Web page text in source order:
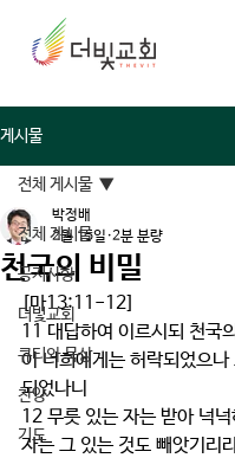
게시물
전체 게시물
공지사항
더빛교회
큐티와 묵상
찬양
기도
전체 게시물
천국의 비밀
박정배
2월 15일 2분 분량
[마13:11-12]
11 대답하여 이르시되 천국
이 너희에게는 허락되었으나
되었나니
12 무릇 있는 자는 받아 넉
자는 그 있는 것도 빼앗기리